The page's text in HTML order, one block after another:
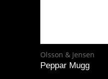
Olsson & Jensen
Peppar Mugg